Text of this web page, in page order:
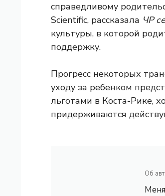
справедливому
Scientific, рассказала ЧР
культуры, в которой
поддержку.
Прогресс некоторых
уходу за ребенком
льготами в Коста-Рике,
придерживаются
Об